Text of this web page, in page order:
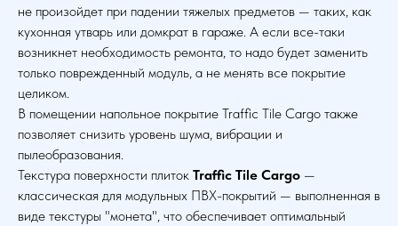
не произойдет при падении тяжелых предметов — таких, как
кухонная утварь или домкрат в гараже. А если все-таки
возникнет необходимость ремонта, то надо будет заменить
только поврежденный модуль, а не менять все покрытие
целиком.
В помещении напольное покрытие Traffic Tile Cargo также
позволяет снизить уровень шума, вибрации и
пылеобразования.
Текстура поверхности плиток Traffic Tile Cargo —
классическая для модульных ПВХ-покрытий — выполненная в
виде текстуры "монета", что обеспечивает оптимальный